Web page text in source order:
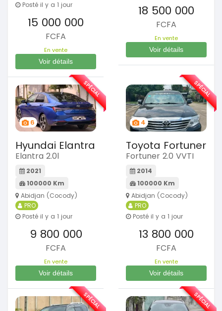
Posté il y a 1 jour
15 000 000
FCFA
En vente
Voir détails
18 500 000
FCFA
En vente
Voir détails
6
Hyundai Elantra
Elantra 2.0l
2021
100000 Km
Abidjan (Cocody)
PRO
Posté il y a 1 jour
9 800 000
FCFA
En vente
Voir détails
SPÉCIAL
4
Toyota Fortuner
Fortuner 2.0 VVTI
2014
100000 Km
Abidjan (Cocody)
PRO
Posté il y a 1 jour
13 800 000
FCFA
En vente
Voir détails
SPÉCIAL
SPÉCIAL SPÉCIAL